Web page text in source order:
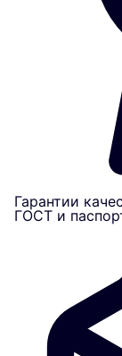
Гарантии
ГОСТ и